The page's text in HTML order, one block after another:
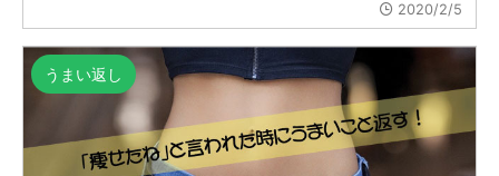
2020/2/5
うまい返し